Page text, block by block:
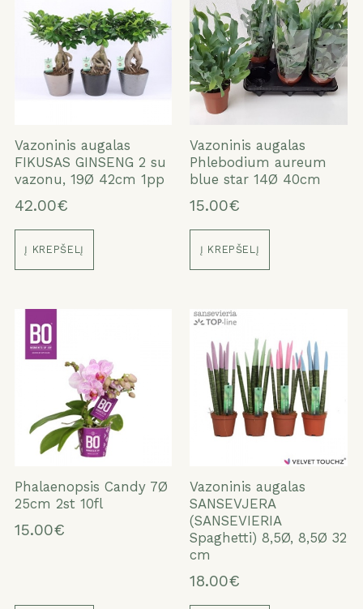
Vazoninis augalas
FIKUSAS GINSENG 2 su
vazonu, 19Ø 42cm 1pp
42.00€
Į KREPŠELĮ
Vazoninis augalas
Phlebodium aureum
blue star 14Ø 40cm
15.00€
Į KREPŠELĮ
Phalaenopsis Candy 7Ø
25cm 2st 10fl
15.00€
Vazoninis augalas
SANSEVJERA
(SANSEVIERIA
Spaghetti) 8,5Ø, 8,5Ø 32
cm
18.00€